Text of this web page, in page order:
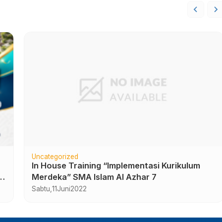
Uncategorized
Kegiatan Awal Tahun MOM Tahfidz dan
Character Building SMA Islam Al Azhar 7
Sukoharjo
Kamis,18Juli2024